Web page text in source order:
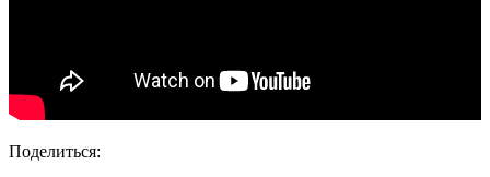
Поделиться: